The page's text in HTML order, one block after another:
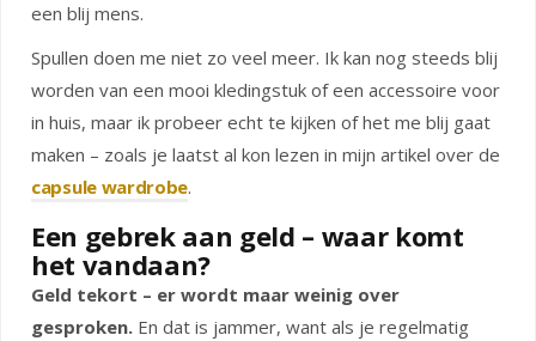
een blij mens.
Spullen doen me niet zo veel meer. Ik kan nog steeds blij
worden van een mooi kledingstuk of een accessoire voor
in huis, maar ik probeer echt te kijken of het me blij gaat
maken – zoals je laatst al kon lezen in mijn artikel over de
capsule wardrobe.
Een gebrek aan geld – waar komt
het vandaan?
Geld tekort – er wordt maar weinig over
gesproken. En dat is jammer, want als je regelmatig